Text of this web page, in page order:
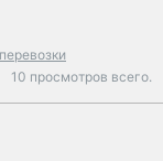
10 просмотров всего.